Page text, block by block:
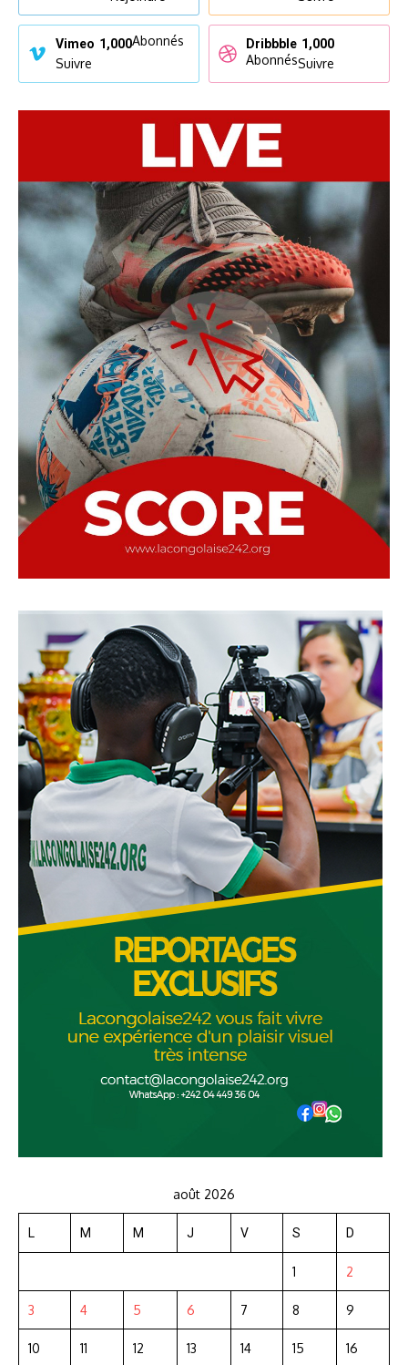
Vimeo 1,000Abonnés
Suivre
Dribbble 1,000
AbonnésSuivre
août 2026
L M M J V S D
1 2
3 4 5 6 7 8 9
10 11 12 13 14 15 16